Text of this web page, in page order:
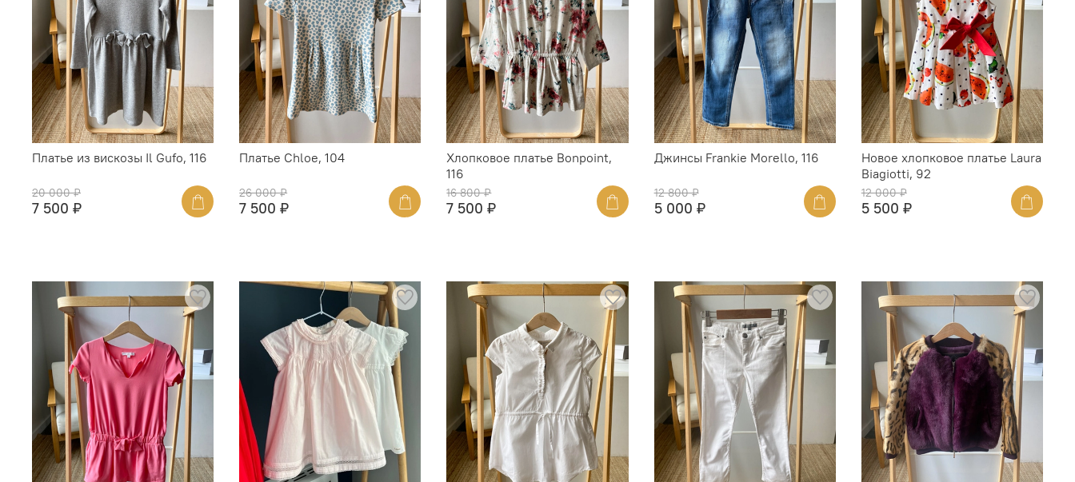
Платье из вискозы Il Gufo, 116
20 000 ₽
7 500 ₽
Платье Chloe, 104
26 000 ₽
7 500 ₽
Хлопковое платье Bonpoint,
116
16 800 ₽
7 500 ₽
Джинсы Frankie Morello, 116
12 800 ₽
5 000 ₽
Новое хлопковое платье Laura
Biagiotti, 92
12 000 ₽
5 500 ₽